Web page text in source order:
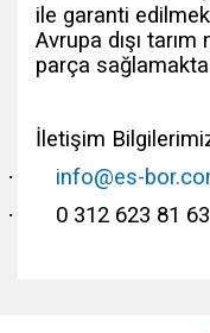
ile garanti
Avrupa dışı
parça
İletişim
· info@es-
· 0 312 623 81 63